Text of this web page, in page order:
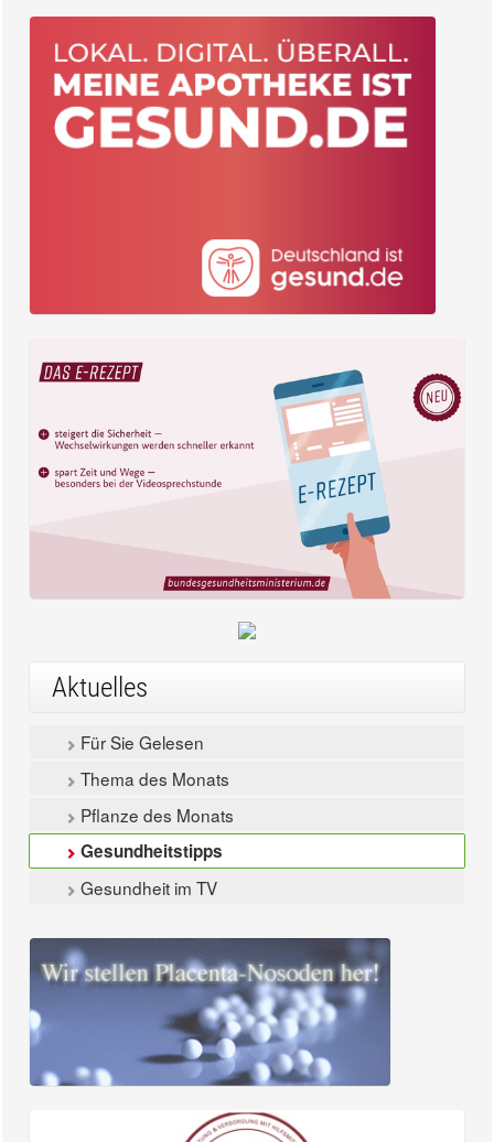
Aktuelles
Für Sie Gelesen
Thema des Monats
Pflanze des Monats
Gesundheitstipps
Gesundheit im TV